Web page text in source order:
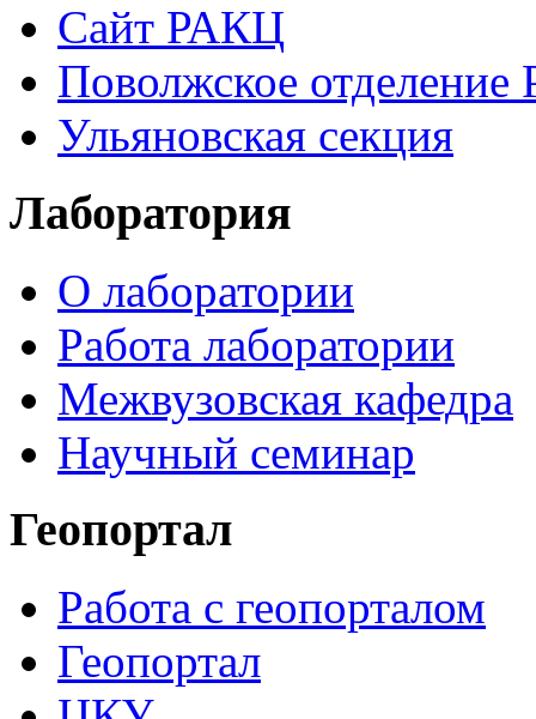
Сайт РАКЦ
Поволжское
Ульяновская секция
Лаборатория
О лаборатории
Работа лаборатории
Межвузовская кафедра
Научный семинар
Геопортал
Работа с геопорталом
Геопортал